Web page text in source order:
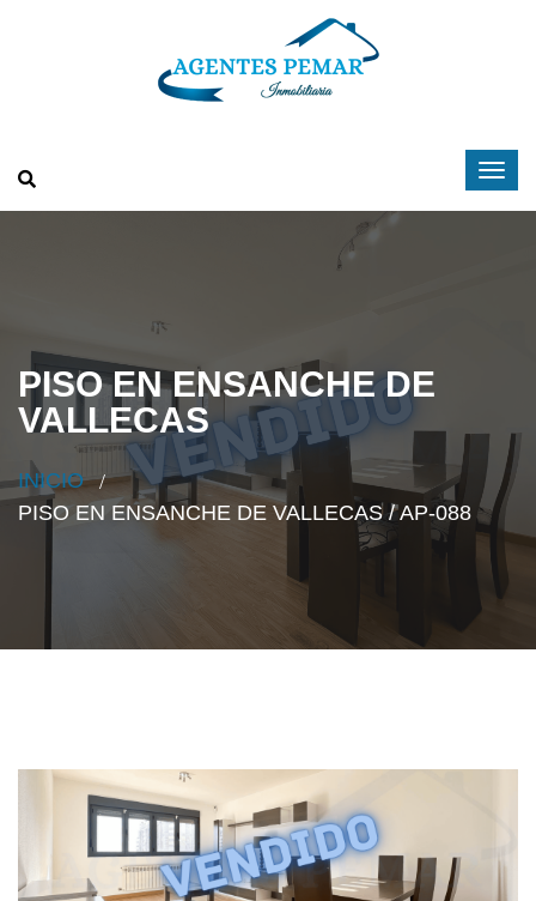
PISO EN ENSANCHE DE
VALLECAS
INICIO
PISO EN ENSANCHE DE VALLECAS / AP-088